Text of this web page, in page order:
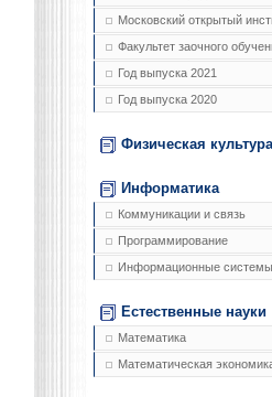
Московский открытый
Факультет заочного
Год выпуска 2021
Год выпуска 2020
Физическая культура
Информатика
Коммуникации и связь
Программирование
Информационные системы
Естественные науки
Математика
Математическая